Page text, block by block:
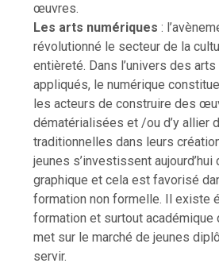
œuvres.
Les arts numériques :
révolutionné le secteur de la
entièreté. Dans l’univers des
appliqués, le numérique
les acteurs de construire des
dématérialisées et /ou d’y allier
traditionnelles dans leurs
jeunes s’investissent
graphique et cela est favorisé
formation non formelle. Il existe
formation et surtout académique
met sur le marché de jeunes
servir.